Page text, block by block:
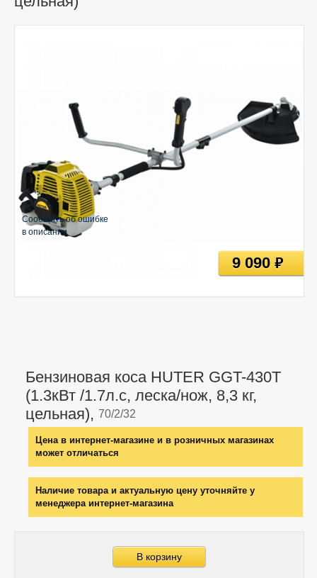
Бензиновая коса HUTER GGT-430T
(1.3кВт /1.7л.с, леска/нож, 8,3 кг,
цельная), 70/2/32
Цена в интернет-магазине и в розничных магазинах
может отличаться
Наличие товара и актуальную цену уточняйте у
менеджера интернет-магазина
В корзину
Сообщить об ошибке
в описании
9 090руб